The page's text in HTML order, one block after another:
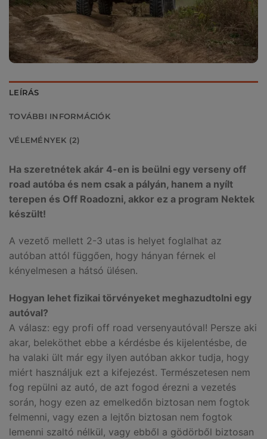
LEÍRÁS
TOVÁBBI INFORMÁCIÓK
VÉLEMÉNYEK (2)
Ha szeretnétek akár 4-en is beülni egy verseny off
road autóba és nem csak a pályán, hanem a nyílt
terepen és Off Roadozni, akkor ez a program Nektek
készült!
A vezető mellett 2-3 utas is helyet foglalhat az
autóban attól függően, hogy hányan férnek el
kényelmesen a hátsó ülésen.
Hogyan lehet fizikai törvényeket meghazudtolni egy
autóval?
A válasz: egy profi off road versenyautóval! Persze aki
akar, beleköthet ebbe a kérdésbe és kijelentésbe, de
ha valaki ült már egy ilyen autóban akkor tudja, hogy
miért használjuk ezt a kifejezést. Természetesen nem
fog repülni az autó, de azt fogod érezni a vezetés
során, hogy ezen az emelkedőn biztosan nem fogtok
felmenni, vagy ezen a lejtőn biztosan nem fogtok
lemenni szaltó nélkül, vagy ebből a gödörből biztosan